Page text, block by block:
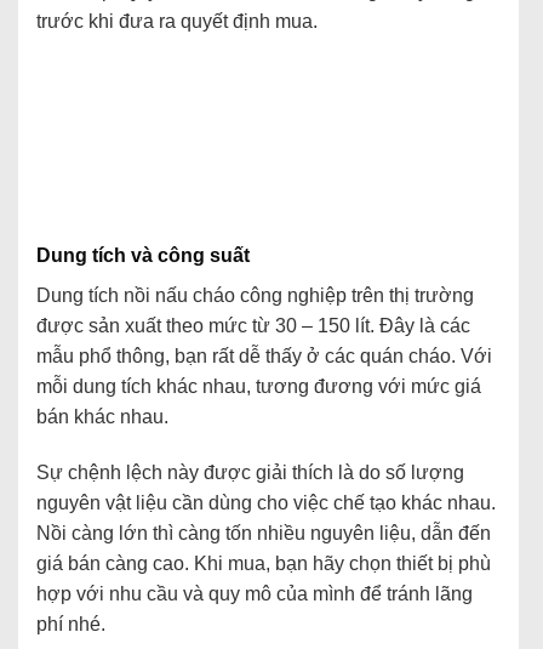
trước khi đưa ra quyết định mua.
Dung tích và công suất
Dung tích nồi nấu cháo công nghiệp trên thị trường
được sản xuất theo mức từ 30 – 150 lít. Đây là các
mẫu phổ thông, bạn rất dễ thấy ở các quán cháo. Với
mỗi dung tích khác nhau, tương đương với mức giá
bán khác nhau.
Sự chệnh lệch này được giải thích là do số lượng
nguyên vật liệu cần dùng cho việc chế tạo khác nhau.
Nồi càng lớn thì càng tốn nhiều nguyên liệu, dẫn đến
giá bán càng cao. Khi mua, bạn hãy chọn thiết bị phù
hợp với nhu cầu và quy mô của mình để tránh lãng
phí nhé.